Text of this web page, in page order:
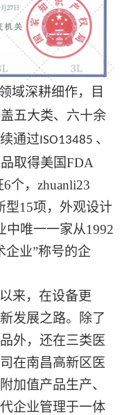
域深耕细作，目
五大类、六十余
通过ISO13485 、
取得美国FDA
6个， zhuanli23
型15项，外观设计
中唯一一家从1992
企业”称号的企
来，在设备更
发展之路。除了
外，还在三类医
在南昌高新区医
加值产品生产、
企业管理于一体